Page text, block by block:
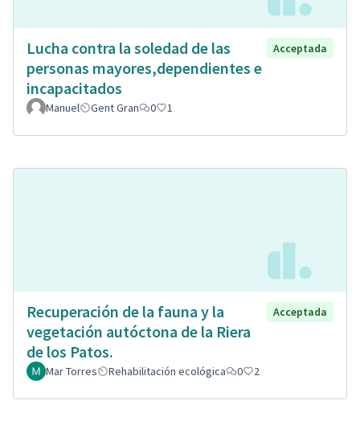
Lucha contra la soledad de las
personas mayores,dependientes e
incapacitados
Acceptada
Manuel Gent Gran 0 1
Recuperación de la fauna y la
vegetación autóctona de la Riera
de los Patos.
Acceptada
Mar Torres Rehabilitación ecológica 0 2